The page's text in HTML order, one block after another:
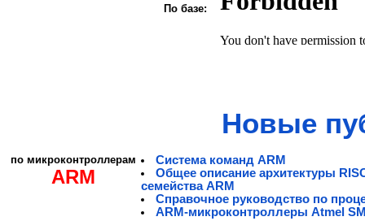
По базе:
Новые
по микроконтроллерам
ARM
Система команд ARM
Общее описание архитектуры
семейства ARM
Справочное руководство по
ARM-микроконтроллеры Atmel